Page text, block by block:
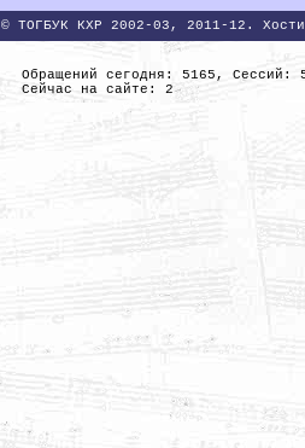
© ТОГБУК КХР 2002-03, 2011-12.
Обращений сегодня: 5165, Сессий:
Сейчас на сайте: 2